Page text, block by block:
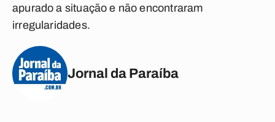
apurado a situação e não encontraram
irregularidades.
Jornal da Paraíba